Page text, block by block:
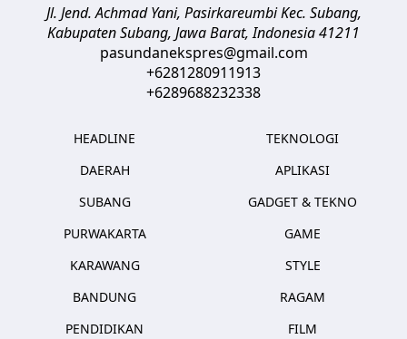
Jl. Jend. Achmad Yani, Pasirkareumbi Kec. Subang,
Kabupaten Subang, Jawa Barat,Indonesia41211
pasundanekspres@gmail.com
+6281280911913
+6289688232338
HEADLINE
DAERAH
SUBANG
PURWAKARTA
KARAWANG
BANDUNG
PENDIDIKAN
TEKNOLOGI
APLIKASI
GADGET & TEKNO
GAME
STYLE
RAGAM
FILM